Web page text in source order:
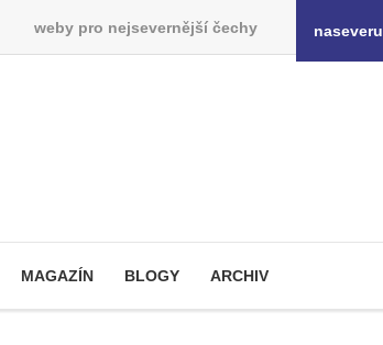
weby pro nejsevernější čechy
MAGAZÍN BLOGY ARCHIV